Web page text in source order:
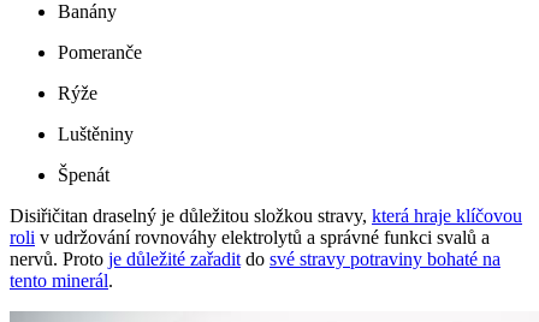
Banány
Pomeranče
Rýže
Luštěniny
Špenát
Disiřičitan draselný je důležitou složkou stravy, která hraje klíčovou
roli v udržování rovnováhy elektrolytů a správné funkci svalů a
nervů. Proto je důležité zařaditdo své stravy potraviny bohaté na
tento minerál.